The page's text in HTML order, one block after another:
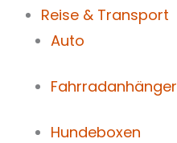
Reise & Transport
Auto
Fahrradanhänger
Hundeboxen